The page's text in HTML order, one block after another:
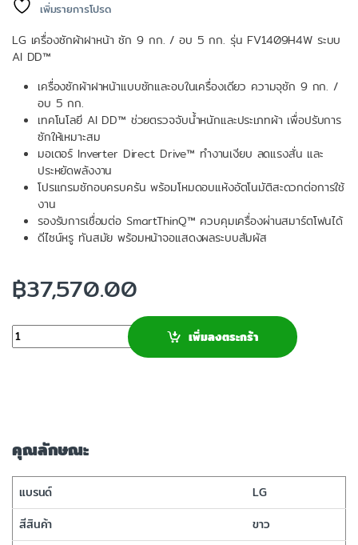
เพิ่มรายการโปรด
LG เครื่องซักผ้าฝาหน้า ซัก 9 กก. / อบ 5 กก. รุ่น FV1409H4W ระบบ
AI DD™
เครื่องซักผ้าฝาหน้าแบบซักและอบในเครื่องเดียว ความจุซัก 9 กก. /
อบ 5 กก.
เทคโนโลยี AI DD™ ช่วยตรวจจับน้ำหนักและประเภทผ้า เพื่อปรับการ
ซักให้เหมาะสม
มอเตอร์ Inverter Direct Drive™ ทำงานเงียบ ลดแรงสั่น และ
ประหยัดพลังงาน
โปรแกรมซักอบครบครัน พร้อมโหมดอบแห้งอัตโนมัติสะดวกต่อการใช้
งาน
รองรับการเชื่อมต่อ SmartThinQ™ ควบคุมเครื่องผ่านสมาร์ตโฟนได้
ดีไซน์หรู ทันสมัย พร้อมหน้าจอแสดงผลระบบสัมผัส
฿37,570.00
จำนวน เพิ่มลงตระกร้า
คุณลักษณะ
แบรนด์
LG
สีสินค้า
ขาว